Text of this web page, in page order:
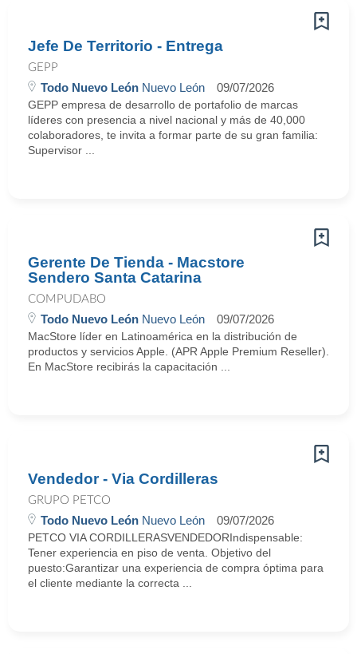
Jefe De Territorio - Entrega
GEPP
Todo Nuevo León Nuevo León 09/07/2026
GEPP empresa de desarrollo de portafolio de marcas
líderes con presencia a nivel nacional y más de 40,000
colaboradores, te invita a formar parte de su gran familia:
Supervisor ...
Gerente De Tienda - Macstore
Sendero Santa Catarina
COMPUDABO
Todo Nuevo León Nuevo León 09/07/2026
MacStore líder en Latinoamérica en la distribución de
productos y servicios Apple. (APR Apple Premium Reseller).
En MacStore recibirás la capacitación ...
Vendedor - Via Cordilleras
GRUPO PETCO
Todo Nuevo León Nuevo León 09/07/2026
PETCO VIA CORDILLERASVENDEDORIndispensable:
Tener experiencia en piso de venta. Objetivo del
puesto:Garantizar una experiencia de compra óptima para
el cliente mediante la correcta ...